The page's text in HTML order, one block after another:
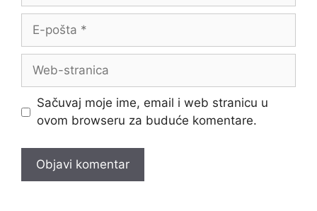
pošta
Web-
Sačuvaj moje ime, email i web stranicu u
ovom browseru za buduće komentare.